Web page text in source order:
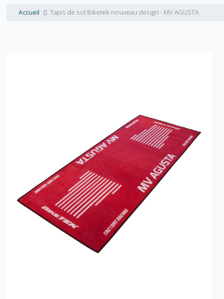
Accueil Tapis de sol Biketek nouveau design - MV AGUSTA